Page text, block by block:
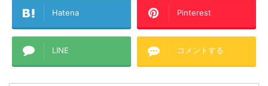
Hatena Pinterest
LINE コメントする